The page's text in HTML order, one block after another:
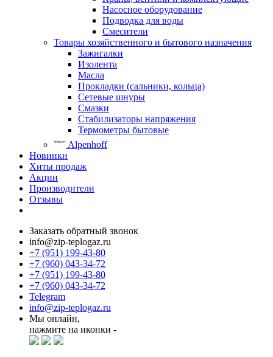
Насосное оборудование
Подводка для воды
Смесители
Товары хозяйственного и бытового назначения
Зажигалки
Изолента
Масла
Прокладки (сальники, кольца)
Сетевые шнуры
Смазки
Стабилизаторы напряжения
Термометры бытовые
Alpenhoff
Новинки
Хиты продаж
Акции
Производители
Отзывы
Заказать обратный звонок
info@zip-teplogaz.ru
+7 (951) 199-43-80
+7 (960) 043-34-72
+7 (951) 199-43-80
+7 (960) 043-34-72
Telegram
info@zip-teplogaz.ru
Мы онлайн,
нажмите на иконки -